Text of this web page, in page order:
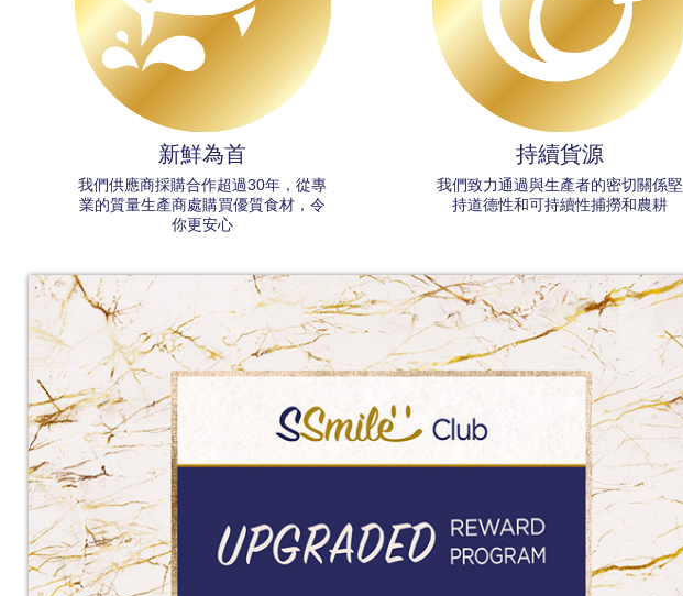
新鮮為首
我們供應商採購合作超過30年，從專
業的質量生產商處購買優質食材，令
你更安心
持續貨源
我們致力通過與生產者的密切關係堅
持道德性和可持續性捕撈和農耕